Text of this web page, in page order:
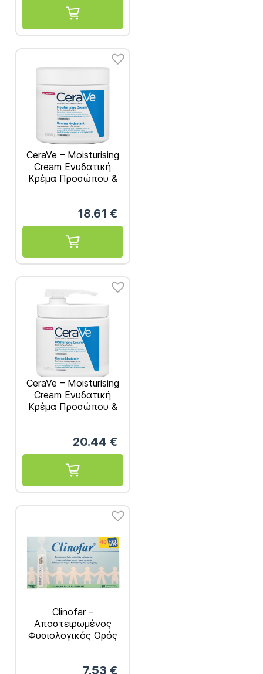
CeraVe – Moisturising
Cream Ενυδατική
Κρέμα Προσώπου &
18.61 €
CeraVe – Moisturising
Cream Ενυδατική
Κρέμα Προσώπου &
20.44 €
Clinofar –
Αποστειρωμένος
Φυσιολογικός Ορός
Αμπούλες μίας
7.53 €